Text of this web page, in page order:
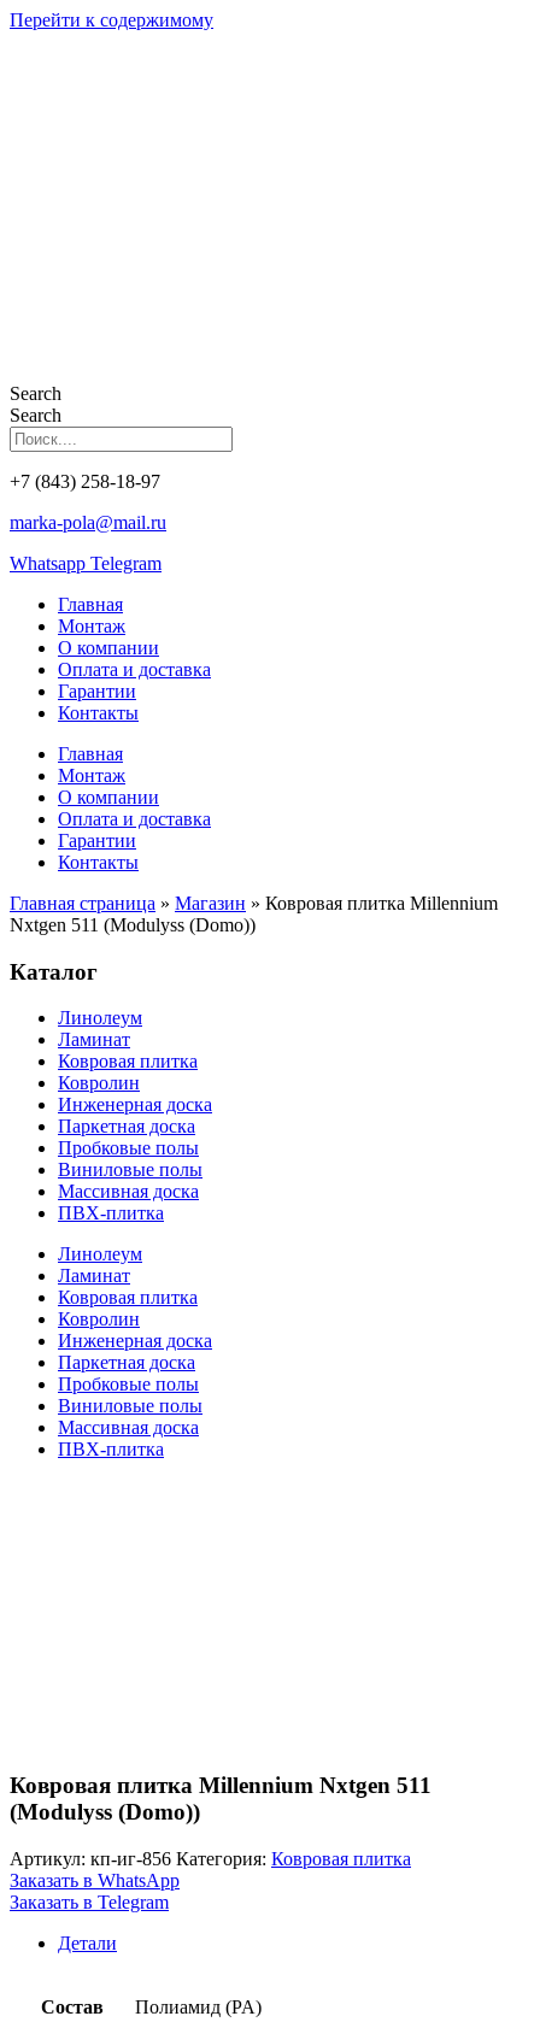
Перейти к содержимому
Search
Search
+7 (843) 258-18-97
marka-pola@mail.ru
Whatsapp Telegram
Главная
Монтаж
О компании
Оплата и доставка
Гарантии
Контакты
Главная
Монтаж
О компании
Оплата и доставка
Гарантии
Контакты
Главная страница » Магазин » Ковровая плитка Millennium
Nxtgen 511 (Modulyss (Domo))
Каталог
Линолеум
Ламинат
Ковровая плитка
Ковролин
Инженерная доска
Паркетная доска
Пробковые полы
Виниловые полы
Массивная доска
ПВХ-плитка
Линолеум
Ламинат
Ковровая плитка
Ковролин
Инженерная доска
Паркетная доска
Пробковые полы
Виниловые полы
Массивная доска
ПВХ-плитка
Ковровая плитка Millennium Nxtgen 511
(Modulyss (Domo))
Артикул: кп-иг-856 Категория: Ковровая плитка
Заказать в WhatsApp
Заказать в Telegram
Детали
Состав Полиамид (PA)